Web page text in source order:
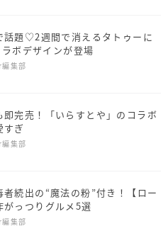
話題♡2週間で消えるタトゥーに
ボデザインが登場
集部
即完売！「いらすとや」のコラボ
すぎ
集部
者続出の“魔法の粉”付き！【ロー
がっつりグルメ5選
集部